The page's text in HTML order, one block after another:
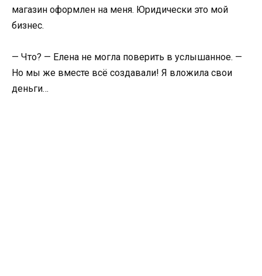
магазин оформлен на меня. Юридически это мой
бизнес.
— Что? — Елена не могла поверить в услышанное. —
Но мы же вместе всё создавали! Я вложила свои
деньги…